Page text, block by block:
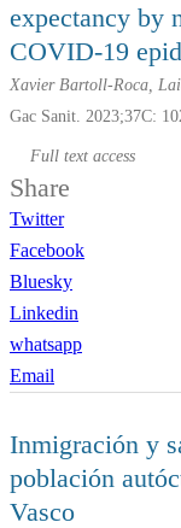
expectancy by
COVID-19
Xavier Bartoll-Roca,
Gac Sanit. 2023;37C:
Full text access
Share
Twitter
Facebook
Bluesky
Linkedin
whatsapp
Email
Inmigración y
población
Vasco